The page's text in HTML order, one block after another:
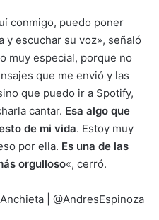
conmigo, puedo poner
y escuchar su voz», señaló
muy especial, porque no
que me envió y las
que puedo ir a Spotify,
cantar. Esa algo que
de mi vida. Estoy muy
por ella. Es una de las
orgulloso«, cerró.
| @AndresEspinoza